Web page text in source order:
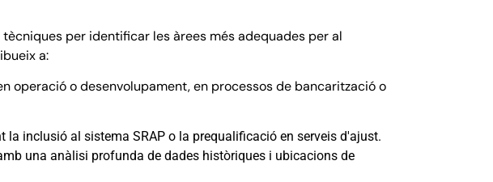
per identificar les àrees més adequades per al
a:
operació o desenvolupament, en processos de bancarització o
inclusió al sistema SRAP o la prequalificació en serveis d'ajust.
una anàlisi profunda de dades històriques i ubicacions de